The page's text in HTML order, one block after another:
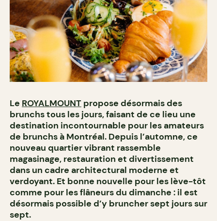
Le ROYALMOUNT propose désormais des
brunchs tous les jours, faisant de ce lieu une
destination incontournable pour les amateurs
de brunchs à Montréal. Depuis l’automne, ce
nouveau quartier vibrant rassemble
magasinage, restauration et divertissement
dans un cadre architectural moderne et
verdoyant. Et bonne nouvelle pour les lève-tôt
comme pour les flâneurs du dimanche : il est
désormais possible d’y bruncher sept jours sur
sept.